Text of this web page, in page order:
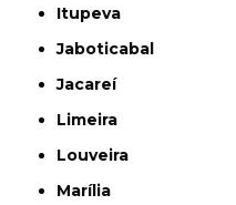
Itupeva
Jaboticabal
Jacareí
Limeira
Louveira
Marília